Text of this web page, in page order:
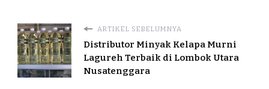
ARTIKEL SEBELUMNYA
Distributor Minyak Kelapa Murni
Lagureh Terbaik di Lombok Utara
Nusatenggara